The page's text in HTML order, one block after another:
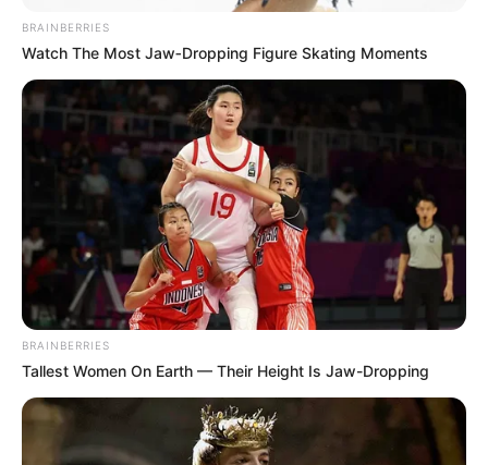
BRAINBERRIES
Watch The Most Jaw‑Dropping Figure Skating Moments
BRAINBERRIES
Tallest Women On Earth — Their Height Is Jaw-Dropping